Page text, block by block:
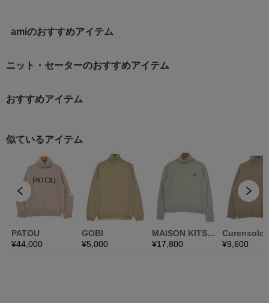
amiのおすすめアイテム
ニット・セーターのおすすめアイテム
おすすめアイテム